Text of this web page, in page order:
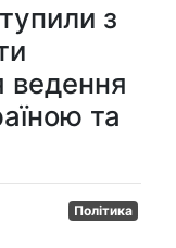
з
ведення
та
Політика